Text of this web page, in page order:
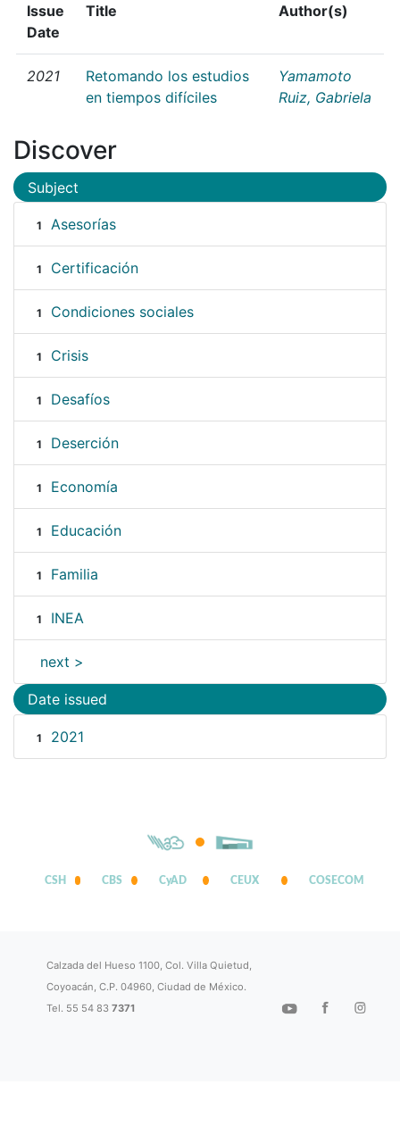
Issue
Date
Title Author(s)
2021
Retomando los estudios
en tiempos difíciles
Yamamoto
Ruiz, Gabriela
Discover
Subject
1 Asesorías
1 Certificación
1 Condiciones sociales
1 Crisis
1 Desafíos
1 Deserción
1 Economía
1 Educación
1 Familia
1 INEA
next >
Date issued
1 2021
CSH CBS CyAD CEUX COSECOM
Calzada del Hueso 1100, Col. Villa Quietud,
Coyoacán, C.P. 04960, Ciudad de México.
Tel. 55 54 837371